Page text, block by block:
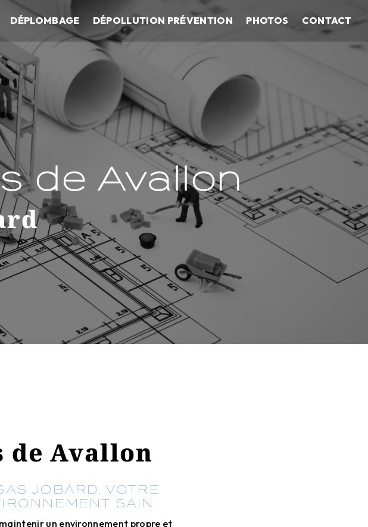
DÉPLOMBAGE DÉPOLLUTION PRÉVENTION PHOTOS CONTACT
de Avallon
de Avallon
JOBARD, VOTRE
SAIN
un environnement propre et